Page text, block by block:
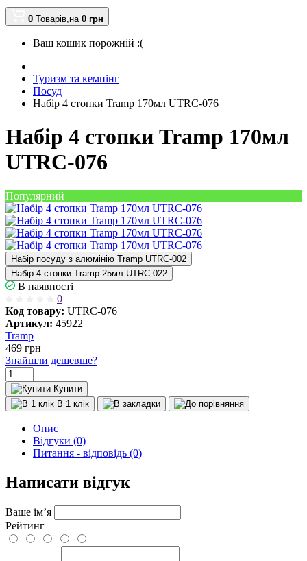
0 Товарів,на 0 грн
Ваш кошик порожній :(
Туризм та кемпінг
Посуд
Набір 4 стопки Tramp 170мл UTRC-076
Набір 4 стопки Tramp 170мл
UTRC-076
Популярний
Набір посуду з алюмінію Tramp UTRC-002
Набір 4 стопки Tramp 25мл UTRC-022
В наявності
0
Код товару: UTRC-076
Артикул: 45922
Tramp
469 грн
Знайшли дешевше?
Купити
В 1 клік
Опис
Відгуки (0)
Питання - відповідь (0)
Написати відгук
Ваше ім’я
Рейтинг